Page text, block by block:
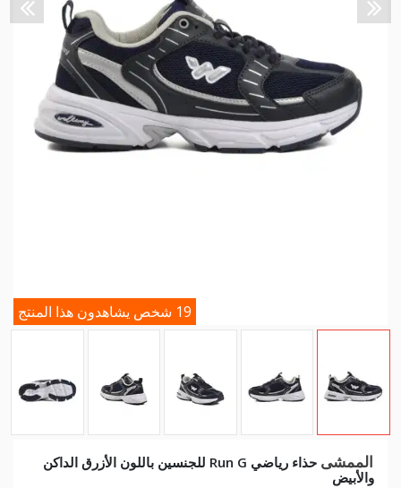
19 شخص يشاهدون هذا المنتج
الممشى
حذاء رياضي Run G للجنسين باللون الأزرق الداكن
والأبيض